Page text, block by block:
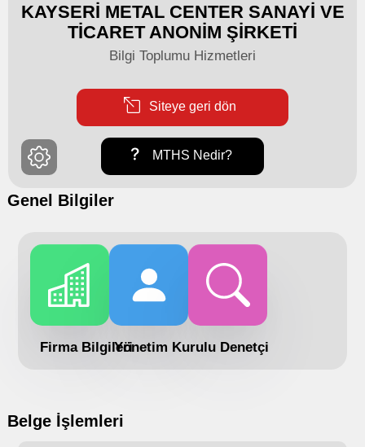
KAYSERİ METAL CENTER SANAYİ VE
TİCARET ANONİM ŞİRKETİ
Bilgi Toplumu Hizmetleri
Siteye geri dön
MTHS Nedir?
Genel Bilgiler
Firma BilgileriYönetim Kurulu Denetçi
Belge İşlemleri